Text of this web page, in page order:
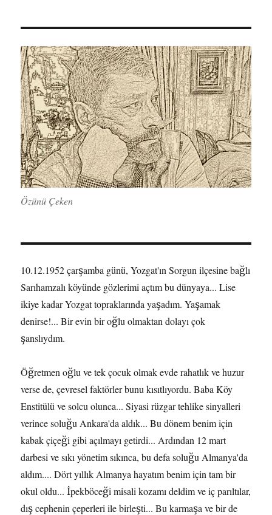
Özünü Çeken
10.12.1952 çarşamba günü, Yozgat'ın Sorgun ilçesine bağlı
Sarıhamzalı köyünde gözlerimi açtım bu dünyaya... Lise
ikiye kadar Yozgat topraklarında yaşadım. Yaşamak
denirse!... Bir evin bir oğlu olmaktan dolayı çok
şanslıydım.
Öğretmen oğlu ve tek çocuk olmak evde rahatlık ve huzur
verse de, çevresel faktörler bunu kısıtlıyordu. Baba Köy
Enstitülü ve solcu olunca... Siyasi rüzgar tehlike sinyalleri
verince soluğu Ankara'da aldık... Bu dönem benim için
kabak çiçeği gibi açılmayı getirdi... Ardından 12 mart
darbesi ve sıkı yönetim sıkınca, bu defa soluğu Almanya'da
aldım.... Dört yıllık Almanya hayatım benim için tam bir
okul oldu... İpekböceği misali kozamı deldim ve iç parıltılar,
dış cephenin çeperleri ile birleşti... Bu karmaşa ve bir de